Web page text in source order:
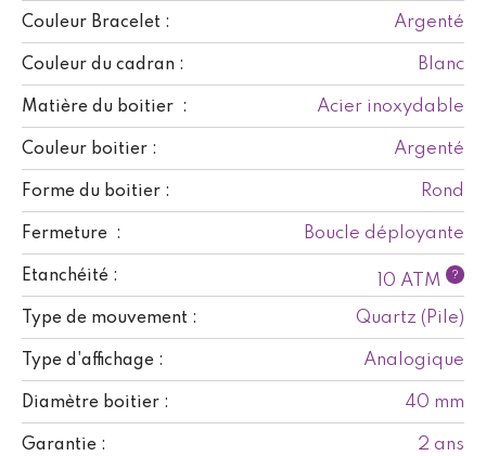
Couleur Bracelet : Argenté
Couleur du cadran : Blanc
Matière du boitier : Acier inoxydable
Couleur boitier : Argenté
Forme du boitier : Rond
Fermeture : Boucle déployante
Etanchéité : 10 ATM ?
Type de mouvement : Quartz (Pile)
Type d'affichage : Analogique
Diamètre boitier : 40 mm
Garantie : 2 ans